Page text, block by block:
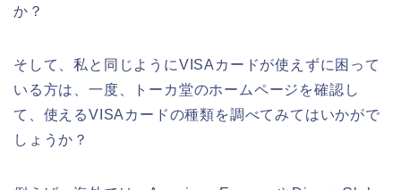
か？
そして、私と同じようにVISAカードが使えずに困って
いる方は、一度、トーカ堂のホームページを確認し
て、使えるVISAカードの種類を調べてみてはいかがで
しょうか？